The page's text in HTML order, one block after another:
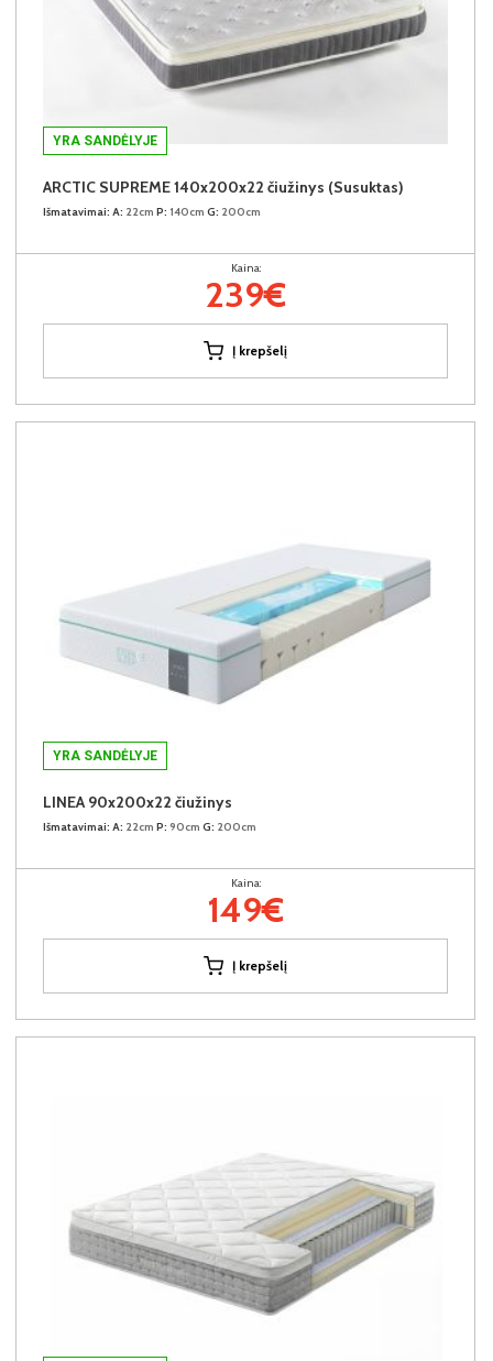
YRA SANDĖLYJE
ARCTIC SUPREME 140x200x22 čiužinys (Susuktas)
Išmatavimai: A: 22cm P: 140cm G: 200cm
Kaina:
239€
Į krepšelį
YRA SANDĖLYJE
LINEA 90x200x22 čiužinys
Išmatavimai: A: 22cm P: 90cm G: 200cm
Kaina:
149€
Į krepšelį